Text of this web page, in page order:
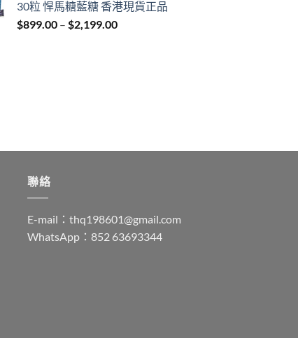
through
$2,199.00
30粒 悍馬糖藍糖 香港現貨正品
$899.00 – $2,199.00Price
聯絡
E-mail： thq198601@gmail.com
WhatsApp：852 63693344